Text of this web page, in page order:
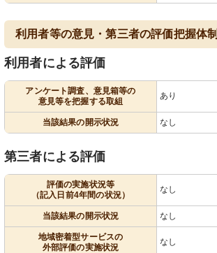
利用者等の意見・第三者の評価把握体制
利用者による評価
アンケート調査、意見箱等の
意見等を把握する取組
あり
当該結果の開示状況 なし
第三者による評価
評価の実施状況等
（記入日前4年間の状況）
なし
当該結果の開示状況 なし
地域密着型サービスの
外部評価の実施状況
なし